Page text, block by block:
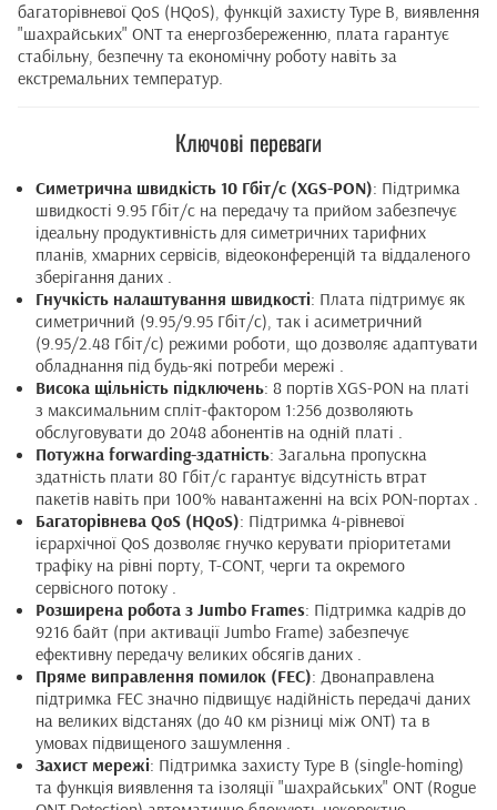
багаторівневої QoS (HQoS), функцій захисту Type B, виявлення
"шахрайських" ONT та енергозбереженню, плата гарантує
стабільну, безпечну та економічну роботу навіть за
екстремальних температур.
Ключові переваги
Симетрична швидкість 10 Гбіт/с (XGS-PON): Підтримка
швидкості 9.95 Гбіт/с на передачу та прийом забезпечує
ідеальну продуктивність для симетричних тарифних
планів, хмарних сервісів, відеоконференцій та віддаленого
зберігання даних .
Гнучкість налаштування швидкості: Плата підтримує як
симетричний (9.95/9.95 Гбіт/с), так і асиметричний
(9.95/2.48 Гбіт/с) режими роботи, що дозволяє адаптувати
обладнання під будь-які потреби мережі .
Висока щільність підключень: 8 портів XGS-PON на платі
з максимальним спліт-фактором 1:256 дозволяють
обслуговувати до 2048 абонентів на одній платі .
Потужна forwarding-здатність: Загальна пропускна
здатність плати 80 Гбіт/с гарантує відсутність втрат
пакетів навіть при 100% навантаженні на всіх PON-портах .
Багаторівнева QoS (HQoS): Підтримка 4-рівневої
ієрархічної QoS дозволяє гнучко керувати пріоритетами
трафіку на рівні порту, T-CONT, черги та окремого
сервісного потоку .
Розширена робота з Jumbo Frames: Підтримка кадрів до
9216 байт (при активації Jumbo Frame) забезпечує
ефективну передачу великих обсягів даних .
Пряме виправлення помилок (FEC): Двонаправлена
підтримка FEC значно підвищує надійність передачі даних
на великих відстанях (до 40 км різниці між ONT) та в
умовах підвищеного зашумлення .
Захист мережі: Підтримка захисту Type B (single-homing)
та функція виявлення та ізоляції "шахрайських" ONT (Rogue